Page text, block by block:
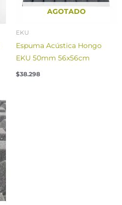
AGOTADO
EKU
Espuma Acústica Hongo
EKU 50mm 56x56cm
$38.298